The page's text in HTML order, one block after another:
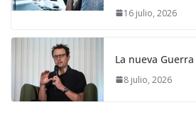
16 julio, 2026
La nueva
8 julio, 2026